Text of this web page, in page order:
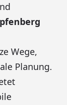
Wege,
Planung.